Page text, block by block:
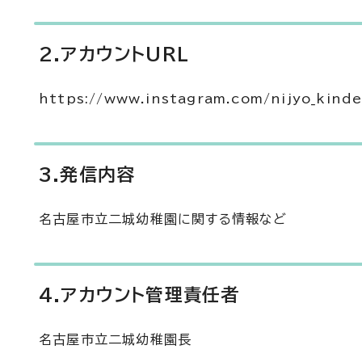
2.アカウントURL
https://www.instagram.com/
3.発信内容
名古屋市立二城幼稚園に関する情報など
4.アカウント管理責任者
名古屋市立二城幼稚園長